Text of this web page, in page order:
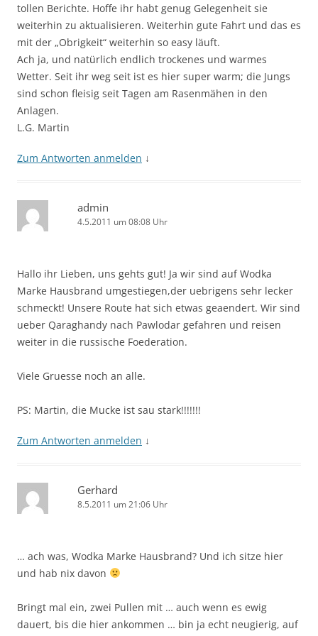
tollen Berichte. Hoffe ihr habt genug Gelegenheit sie
weiterhin zu aktualisieren. Weiterhin gute Fahrt und das es
mit der „Obrigkeit“ weiterhin so easy läuft.
Ach ja, und natürlich endlich trockenes und warmes
Wetter. Seit ihr weg seit ist es hier super warm; die Jungs
sind schon fleisig seit Tagen am Rasenmähen in den
Anlagen.
L.G. Martin
Zum Antworten anmelden ↓
admin
4.5.2011 um 08:08 Uhr
Hallo ihr Lieben, uns gehts gut! Ja wir sind auf Wodka
Marke Hausbrand umgestiegen,der uebrigens sehr lecker
schmeckt! Unsere Route hat sich etwas geaendert. Wir sind
ueber Qaraghandy nach Pawlodar gefahren und reisen
weiter in die russische Foederation.
Viele Gruesse noch an alle.
PS: Martin, die Mucke ist sau stark!!!!!!!
Zum Antworten anmelden ↓
Gerhard
8.5.2011 um 21:06 Uhr
… ach was, Wodka Marke Hausbrand? Und ich sitze hier
und hab nix davon
Bringt mal ein, zwei Pullen mit … auch wenn es ewig
dauert, bis die hier ankommen … bin ja echt neugierig, auf